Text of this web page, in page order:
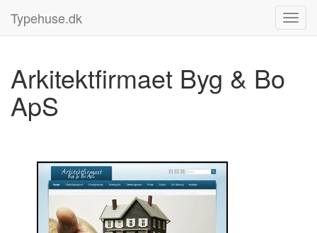
Typehuse.dk
Arkitektfirmaet Byg & Bo
ApS